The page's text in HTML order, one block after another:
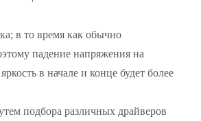
в то время как обычно
падение напряжения на
в начале и конце будет более
подбора различных драйверов